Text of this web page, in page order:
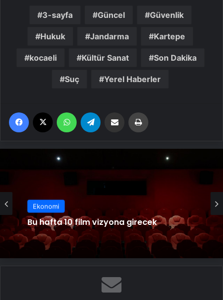
3-sayfa Güncel Güvenlik
Hukuk Jandarma Kartepe
kocaeli Kültür Sanat Son Dakika
Suç Yerel Haberler
Facebook WhatsApp Email'den paylaş
Ekonomi
Bu hafta 10 film vizyona girecek
Ekonomi
Cumhurbaşkanlığı Çocuk Orkestrası ve
Korosu 23 Nisan’da ilk kez sahne alacak